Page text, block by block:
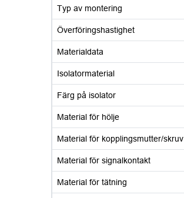
Typ av montering
Överföringshastighet
Materialdata
Isolatormaterial
Färg på isolator
Material för hölje
Material för kopplingsmutter/skruv
Material för signalkontakt
Material för tätning